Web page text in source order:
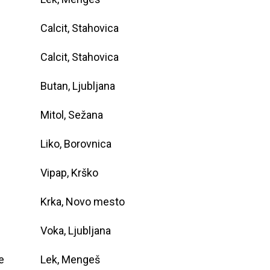
Calcit, Stahovica
Calcit, Stahovica
Butan, Ljubljana
Mitol, Sežana
Liko, Borovnica
Vipap, Krško
Krka, Novo mesto
Voka, Ljubljana
Lek, Mengeš